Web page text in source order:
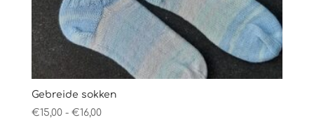
Gebreide sokken
€15,00 - €16,00Prijsklasse: